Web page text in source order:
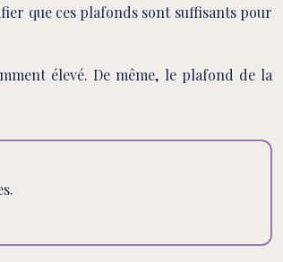
que ces plafonds sont suffisants pour
élevé. De même, le plafond de la